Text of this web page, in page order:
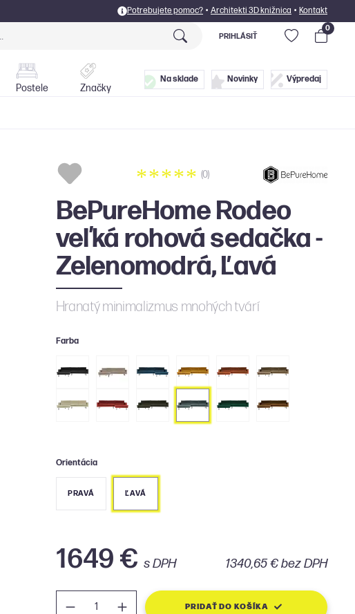
Potrebujete pomoc? • Architekti 3D knižnica • Kontakt
Svietidlá Doplnky Postele
PRIHLÁSIŤ
0
Postele Značky
Na sklade Novinky Výpredaj
(0)
BePureHome Rodeo
veľká rohová sedačka -
Zelenomodrá, Ľavá
Hranatý minimalizmus mnohých tvárí
Farba
Orientácia
PRAVÁ ĽAVÁ
1649 € s DPH 1340,65 € bez DPH
PRIDAŤ DO KOŠÍKA